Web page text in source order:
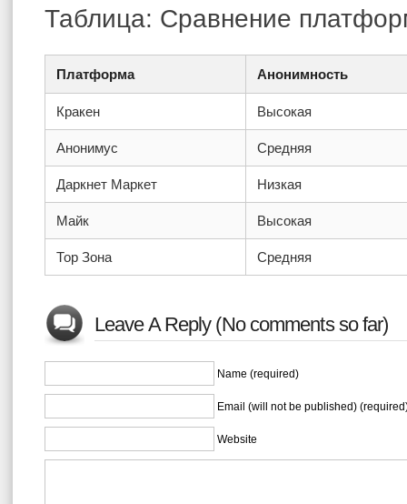
Таблица: Сравнение
Платформа Анонимность
Кракен Высокая
Анонимус Средняя
Даркнет Маркет Низкая
Майк Высокая
Тор Зона Средняя
Leave A Reply (No comments so far)
Name (required)
Email (will not be published)
Website